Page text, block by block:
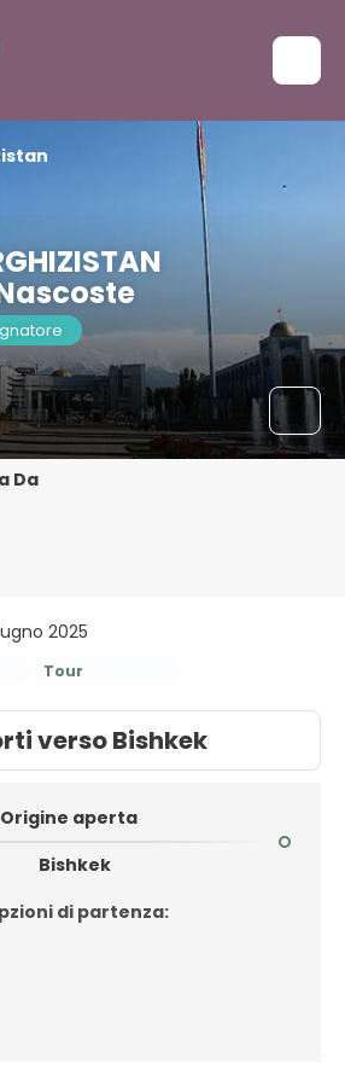
Da
2025
Tour
verso Bishkek
Origine aperta
Bishkek
di partenza: